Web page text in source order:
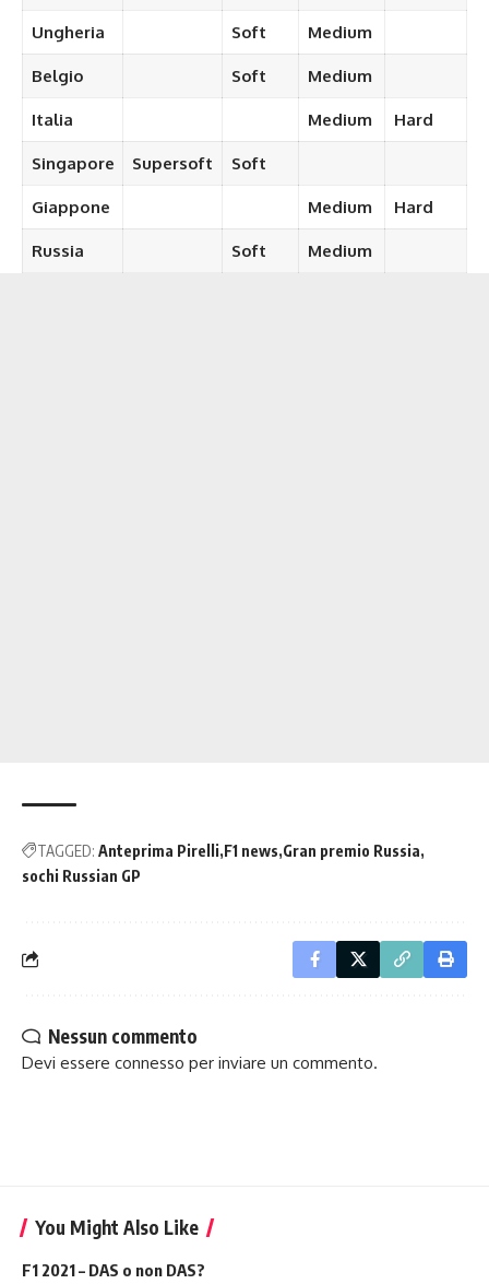
Ungheria Soft Medium
Belgio Soft Medium
Italia Medium Hard
Singapore Supersoft Soft
Giappone Medium Hard
Russia Soft Medium
TAGGED: Anteprima Pirelli F1 news Gran premio Russia
sochi Russian GP
Nessun commento
Devi essere connesso per inviare un commento.
You Might Also Like
F1 2021 – DAS o non DAS?